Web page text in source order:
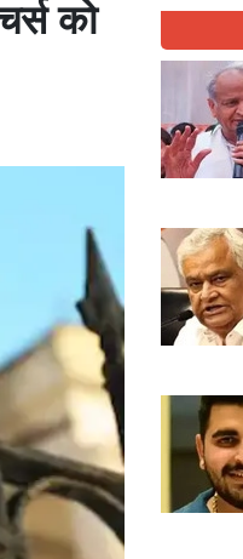
को